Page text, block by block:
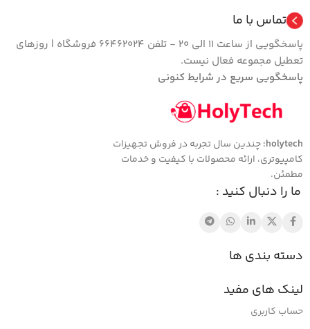
تماس با ما
پاسخگویی از ساعت 11 الی 20 - تلفن 66462024 فروشگاه | روزهای
تعطیل مجموعه فعال نیست.
پاسخگویی سریع در شرایط کنونی
holytech؛ چندین سال تجربه در فروش تجهیزات
کامپیوتری، ارائه محصولات با کیفیت و خدمات
مطمئن.
ما را دنبال کنید :
دسته بندی ها
لینک های مفید
حساب کاربری